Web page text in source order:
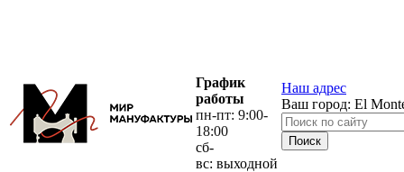
График
работы
пн-пт: 9:00-
18:00
сб-
вс: выходной
Наш адрес
Ваш город: El